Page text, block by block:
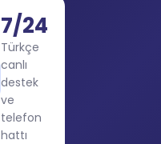
7/24
Türkçe
canlı
destek
ve
telefon
hattı